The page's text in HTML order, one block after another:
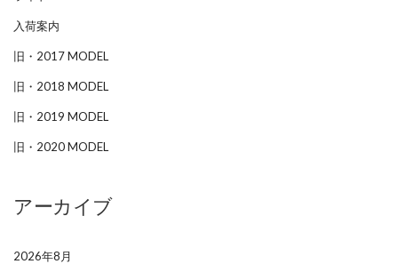
入荷案内
旧・2017 MODEL
旧・2018 MODEL
旧・2019 MODEL
旧・2020 MODEL
アーカイブ
2026年8月